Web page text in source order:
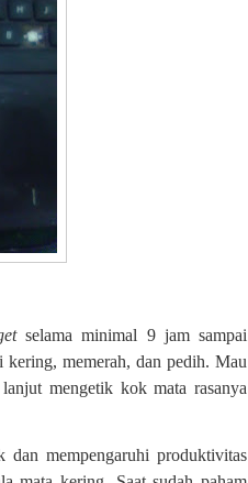
selama minimal 9 jam sampai
memerah, dan pedih. Mau
mengetik kok mata rasanya
dan mempengaruhi produktivitas